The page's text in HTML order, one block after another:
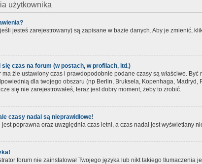
użytkownika
jesteś zarejestrowany) są zapisane w bazie danych. Aby je zmienić,
się czas na forum (w postach, w profilach, itd.)
ma źle ustawiony czas i prawdopodobnie podane czasy są właściwe.
dla twojego obszaru (np Berlin, Bruksela, Kopenhaga,
się nie zarejestrowałeś, teraz jest dobry moment, żeby to zrobić.
czasy nadal są nieprawidłowe!
poprawna oraz uwzględnia czas letni, a czas nadal jest wyświetlany
forum nie zainstalował Twojego języka lub nikt takiego